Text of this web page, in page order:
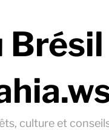
culture et